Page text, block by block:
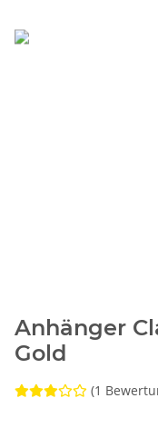
Anhänger
Gold
(1